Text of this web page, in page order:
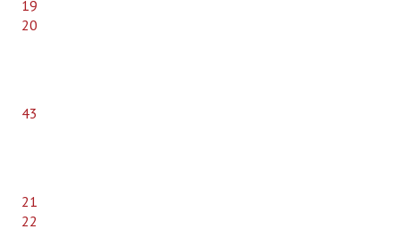
19
20
43
21
22